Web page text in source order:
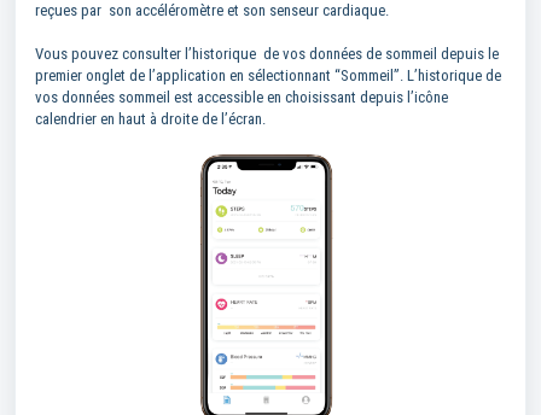
reçues par son accéléromètre et son senseur cardiaque.
Vous pouvez consulter l’historique de vos données de sommeil depuis le
premier onglet de l’application en sélectionnant “Sommeil”. L’historique de
vos données sommeil est accessible en choisissant depuis l’icône
calendrier en haut à droite de l’écran.